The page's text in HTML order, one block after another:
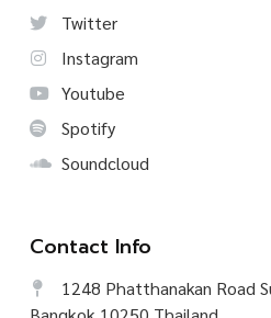
Twitter
Instagram
Youtube
Spotify
Soundcloud
Contact Info
1248 Phatthanakan Road